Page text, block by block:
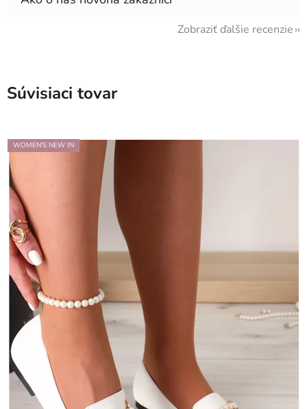
Zobraziť ďalšie recenzie
Súvisiaci tovar
WOMEN'S NEW IN